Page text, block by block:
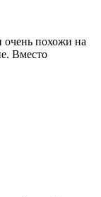
очень похожи на
Вместо